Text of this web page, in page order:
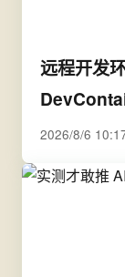
远程开发
2026/8/6